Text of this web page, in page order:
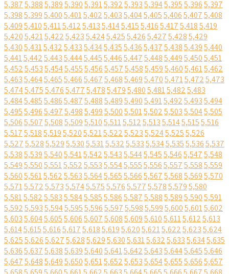
5,3875,3885,3895,3905,3915,3925,3935,3945,3955,3965,397
5,3985,3995,4005,4015,4025,4035,4045,4055,4065,4075,408
5,4095,4105,4115,4125,4135,4145,4155,4165,4175,4185,419
5,4205,4215,4225,4235,4245,4255,4265,4275,4285,429
5,4305,4315,4325,4335,4345,4355,4365,4375,4385,4395,440
5,4415,4425,4435,4445,4455,4465,4475,4485,4495,4505,451
5,4525,4535,4545,4555,4565,4575,4585,4595,4605,4615,462
5,4635,4645,4655,4665,4675,4685,4695,4705,4715,4725,473
5,4745,4755,4765,4775,4785,4795,4805,4815,4825,483
5,4845,4855,4865,4875,4885,4895,4905,4915,4925,4935,494
5,4955,4965,4975,4985,4995,5005,5015,5025,5035,5045,505
5,5065,5075,5085,5095,5105,5115,5125,5135,5145,5155,516
5,5175,5185,5195,5205,5215,5225,5235,5245,5255,526
5,5275,5285,5295,5305,5315,5325,5335,5345,5355,5365,537
5,5385,5395,5405,5415,5425,5435,5445,5455,5465,5475,548
5,5495,5505,5515,5525,5535,5545,5555,5565,5575,5585,559
5,5605,5615,5625,5635,5645,5655,5665,5675,5685,5695,570
5,5715,5725,5735,5745,5755,5765,5775,5785,5795,580
5,5815,5825,5835,5845,5855,5865,5875,5885,5895,5905,591
5,5925,5935,5945,5955,5965,5975,5985,5995,6005,6015,602
5,6035,6045,6055,6065,6075,6085,6095,6105,6115,6125,613
5,6145,6155,6165,6175,6185,6195,6205,6215,6225,6235,624
5,6255,6265,6275,6285,6295,6305,6315,6325,6335,6345,635
5,6365,6375,6385,6395,6405,6415,6425,6435,6445,6455,646
5,6475,6485,6495,6505,6515,6525,6535,6545,6555,6565,657